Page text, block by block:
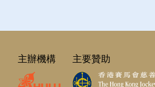
主辦機構 主要贊助